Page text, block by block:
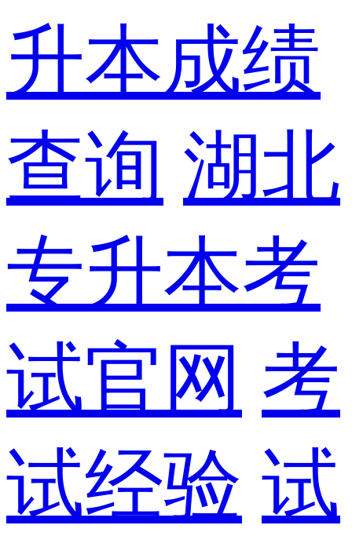
升本成绩
查询 湖北
专升本考
试官网 考
试经验 试